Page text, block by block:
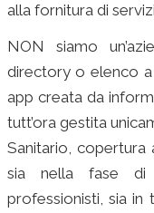
alla fornitura di
NON siamo
directory o elenco a
app creata da
tutt’ora gestita
Sanitario, copertura
sia nella fase di
professionisti, sia in